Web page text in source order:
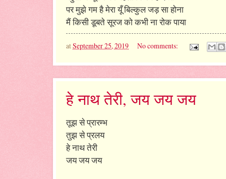
पर मुझे गम है मेरा यूँ बिल्कुल जड़ सा होना
मैं किसी डूबते सूरज को कभी ना रोक पाया
atSeptember 25, 2019 No comments:
हे नाथ तेरी, जय जय जय
तूझ से प्रारम्भ
तुझ से प्रलय
हे नाथ तेरी
जय जय जय